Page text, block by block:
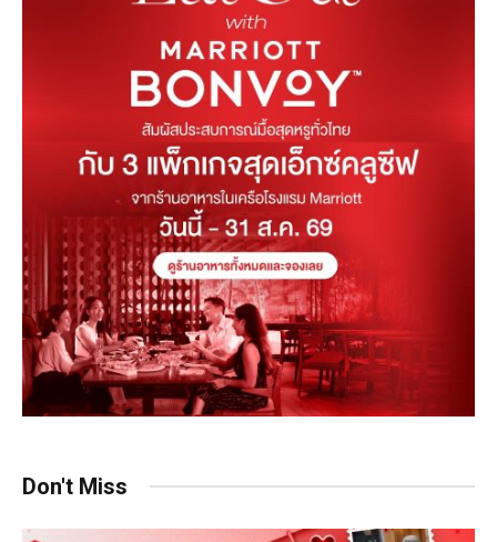
Don't Miss